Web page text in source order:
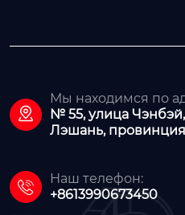

Мы находимся по
№ 55, улица
Лэшань,

Наш телефон:
+8613990673450